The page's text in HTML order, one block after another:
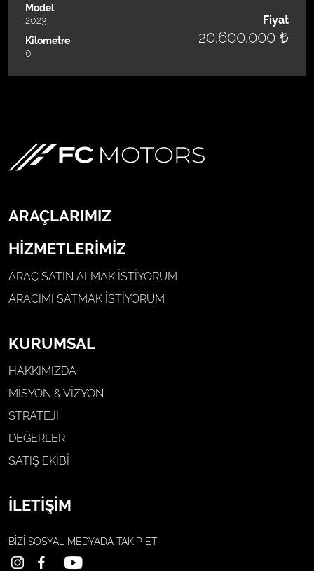
Model
2023
Kilometre
0
Fiyat
20.600.000 ₺
ARAÇLARIMIZ
HİZMETLERİMİZ
ARAÇ SATIN ALMAK İSTIYORUM
ARACIMI SATMAK İSTIYORUM
KURUMSAL
HAKKIMIZDA
MİSYON & VİZYON
STRATEJI
DEĞERLER
SATIŞ EKİBİ
İLETİŞİM
BİZİ SOSYAL MEDYADA TAKİP ET